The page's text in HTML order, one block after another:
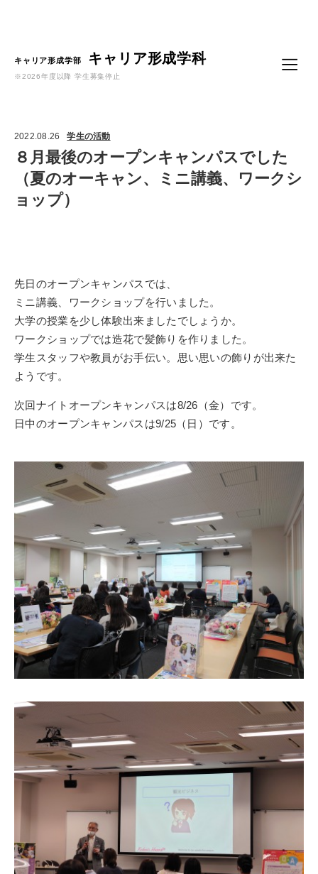
キャリア形成学部 キャリア形成学科
※2026年度以降 学生募集停止
2022.08.26 学生の活動
８月最後のオープンキャンパスでした
（夏のオーキャン、ミニ講義、ワークシ
ョップ）
先日のオープンキャンパスでは、
ミニ講義、ワークショップを行いました。
大学の授業を少し体験出来ましたでしょうか。
ワークショップでは造花で髪飾りを作りました。
学生スタッフや教員がお手伝い。思い思いの飾りが出来た
ようです。
次回ナイトオープンキャンパスは8/26（金）です。
日中のオープンキャンパスは9/25（日）です。